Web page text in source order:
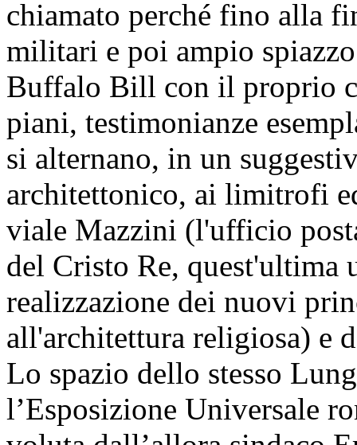
chiamato perché fino alla
militari e poi ampio
Buffalo Bill con il proprio
piani, testimonianze
si alternano, in un
architettonico, ai limitrofi
viale Mazzini (l'ufficio
del Cristo Re, quest'ultima
realizzazione dei nuovi
all'architettura religiosa) e
Lo spazio dello stesso
l’Esposizione Universale